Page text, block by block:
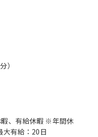
）
、有給休暇 ※年間休
大有給：20日